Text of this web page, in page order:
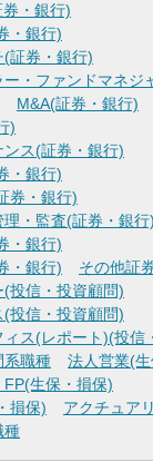
・銀行)
・銀行)
証券・銀行)
ー・ファンドマネジ
M&A(証券・銀行)
)
ス(証券・銀行)
・銀行)
券・銀行)
・監査(証券・銀行)
・銀行)
・銀行)
その他証
投信・投資顧問)
投信・投資顧問)
ス(レポート)(投信
系職種
法人営業(
生保・損保)
損保)
アクチュア
種